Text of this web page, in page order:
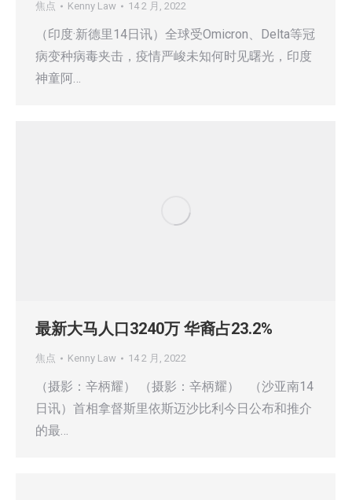
焦点 Kenny Law 14 2 月, 2022
（印度·新德里14日讯）全球受Omicron、Delta等冠
病变种病毒夹击，疫情严峻未知何时见曙光，印度
神童阿…
最新大马人口3240万 华裔占23.2%
焦点 Kenny Law 14 2 月, 2022
（摄影：辛柄耀） （摄影：辛柄耀） （沙亚南14
日讯）首相拿督斯里依斯迈沙比利今日公布和推介
的最…